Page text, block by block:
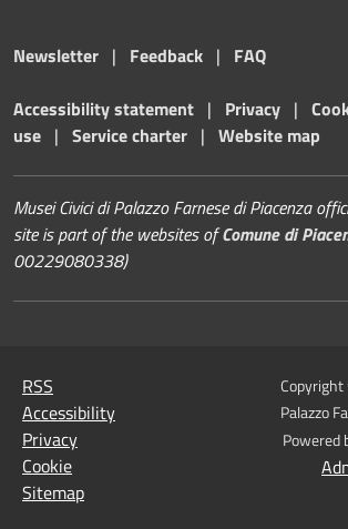
Newsletter | Feedback | FAQ
Accessibility statement | Privacy |
use | Service charter | Website map
Musei Civici di Palazzo Farnese di Piacenza
site is part of the websites ofComune di
00229080338)
RSS
Accessibility
Privacy
Cookie
Sitemap
Palazzo
Powered